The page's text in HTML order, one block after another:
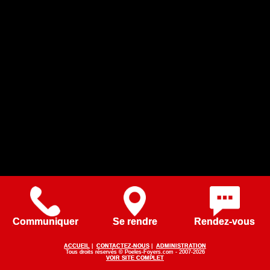
Communiquer Se rendre Rendez-vous
ACCUEIL CONTACTEZ-NOUS
ADMINISTRATION
Tous droits réservés © Poeles-Foyers.com - 2007-2026
VOIR SITE COMPLET